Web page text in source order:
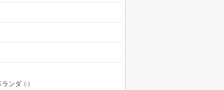
ランダ (-)